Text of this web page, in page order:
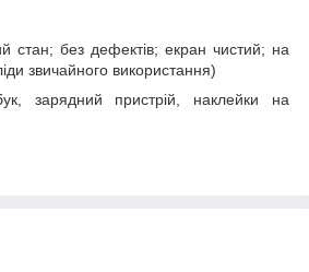
стан; без дефектів; екран чистий; на
звичайного використання)
зарядний пристрій, наклейки на